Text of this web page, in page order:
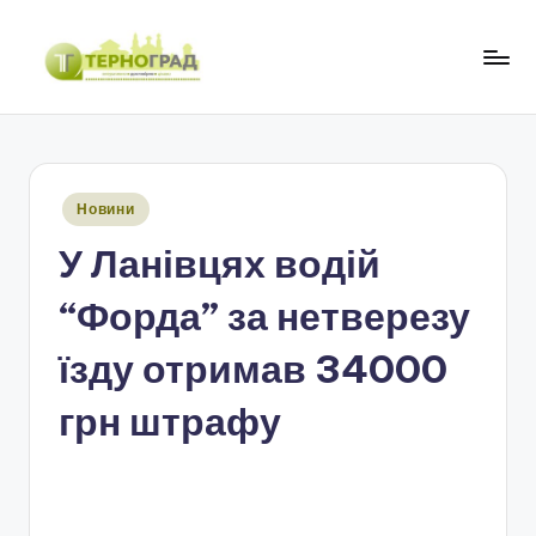
Перейти
Опубліковано
Новини
У Ланівцях водій
“Форда” за нетверезу
їзду отримав 34000
грн штрафу